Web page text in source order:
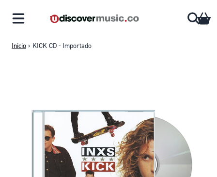
Inicio › KICK CD - Importado